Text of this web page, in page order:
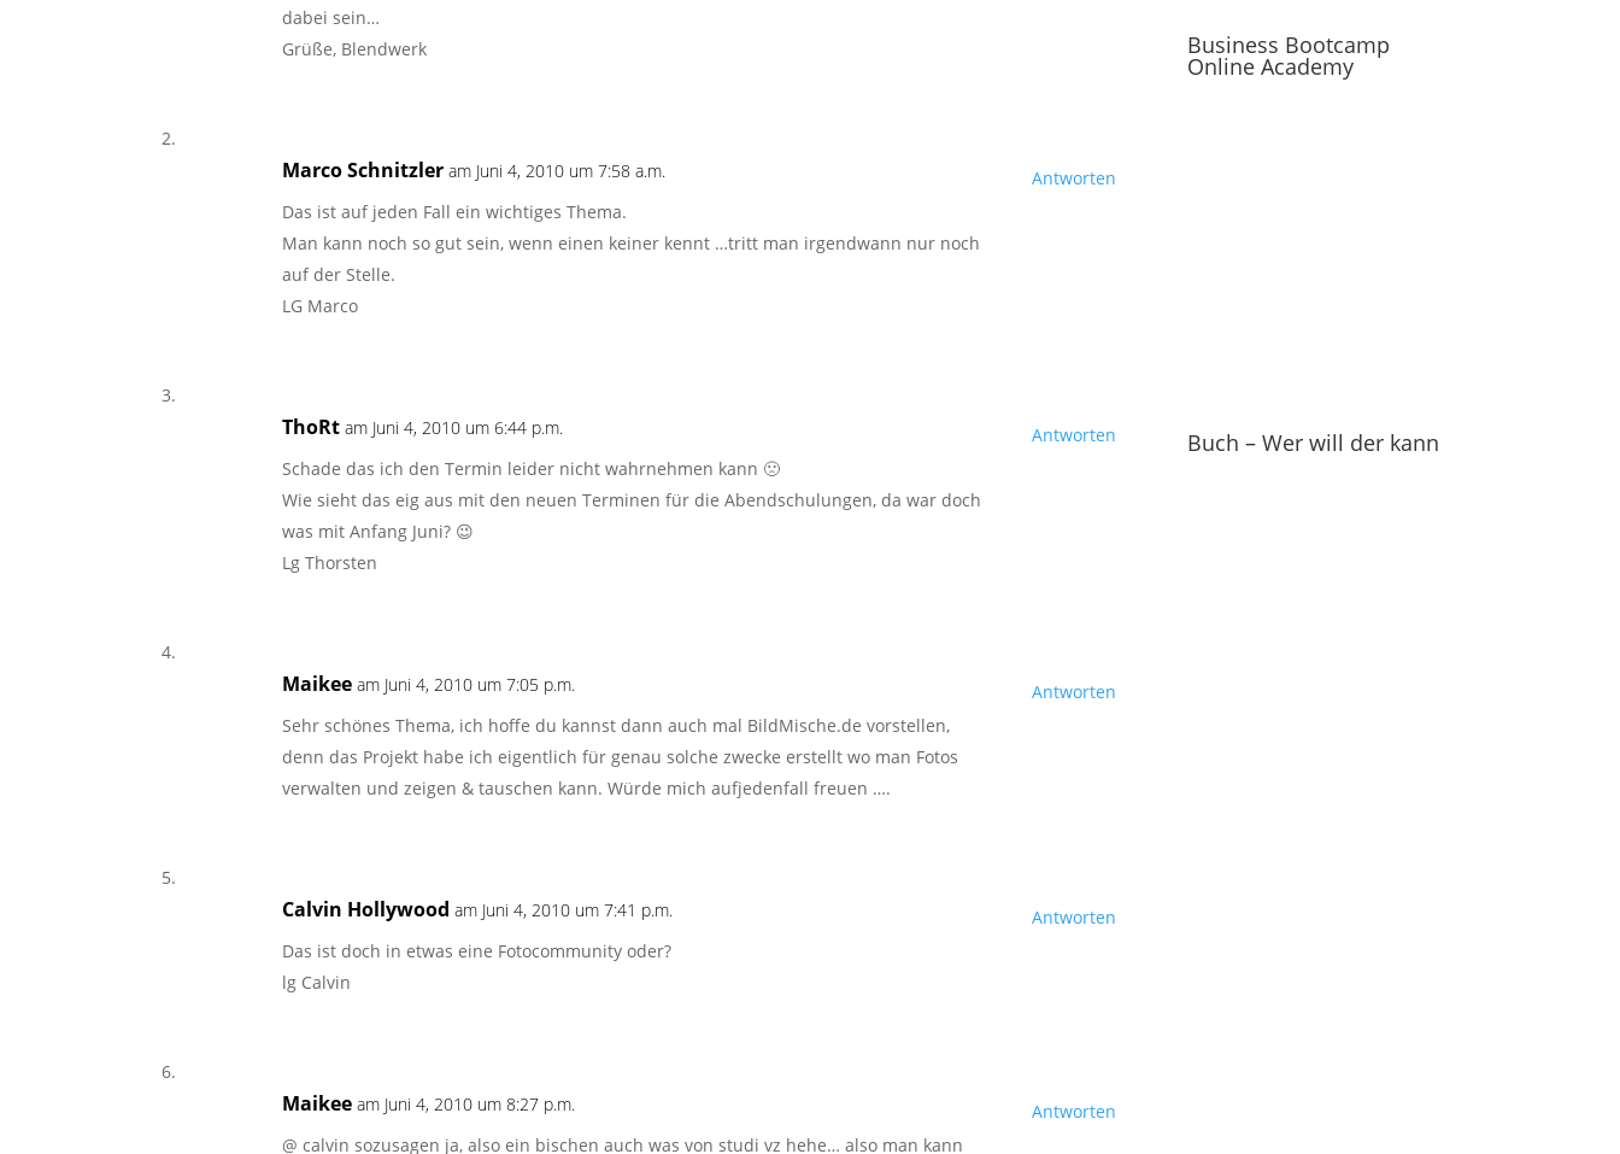
dabei sein…
Grüße, Blendwerk
Marco Schnitzler am Juni 4, 2010 um 7:58 a.m.
Das ist auf jeden Fall ein wichtiges Thema.
Man kann noch so gut sein, wenn einen keiner kennt …tritt man irgendwann nur noch
auf der Stelle.
LG Marco
Antworten
ThoRt am Juni 4, 2010 um 6:44 p.m.
Schade das ich den Termin leider nicht wahrnehmen kann 🙁
Wie sieht das eig aus mit den neuen Terminen für die Abendschulungen, da war doch
was mit Anfang Juni? 😉
Lg Thorsten
Antworten
Maikee am Juni 4, 2010 um 7:05 p.m.
Sehr schönes Thema, ich hoffe du kannst dann auch mal BildMische.de vorstellen,
denn das Projekt habe ich eigentlich für genau solche zwecke erstellt wo man Fotos
verwalten und zeigen & tauschen kann. Würde mich aufjedenfall freuen ….
Antworten
Calvin Hollywood am Juni 4, 2010 um 7:41 p.m.
Das ist doch in etwas eine Fotocommunity oder?
lg Calvin
Antworten
Maikee am Juni 4, 2010 um 8:27 p.m.
@ calvin sozusagen ja, also ein bischen auch was von studi vz hehe… also man kann
Antworten
Business Bootcamp
Online Academy
Buch – Wer will der kann